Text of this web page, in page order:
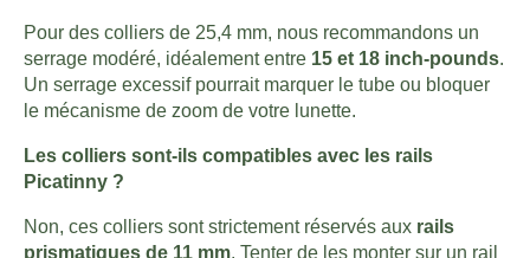
Pour des colliers de 25,4 mm, nous recommandons un
serrage modéré, idéalement entre 15 et 18 inch-pounds.
Un serrage excessif pourrait marquer le tube ou bloquer
le mécanisme de zoom de votre lunette.
Les colliers sont-ils compatibles avec les rails
Picatinny ?
Non, ces colliers sont strictement réservés aux rails
prismatiques de 11 mm. Tenter de les monter sur un rail